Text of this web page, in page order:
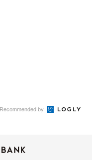
Recommended by